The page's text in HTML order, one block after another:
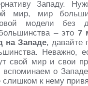
Западу.
мир, мир
модели без
– это 7
на Западе, давайте
Неважно,
свой мир и свои
о
к нему